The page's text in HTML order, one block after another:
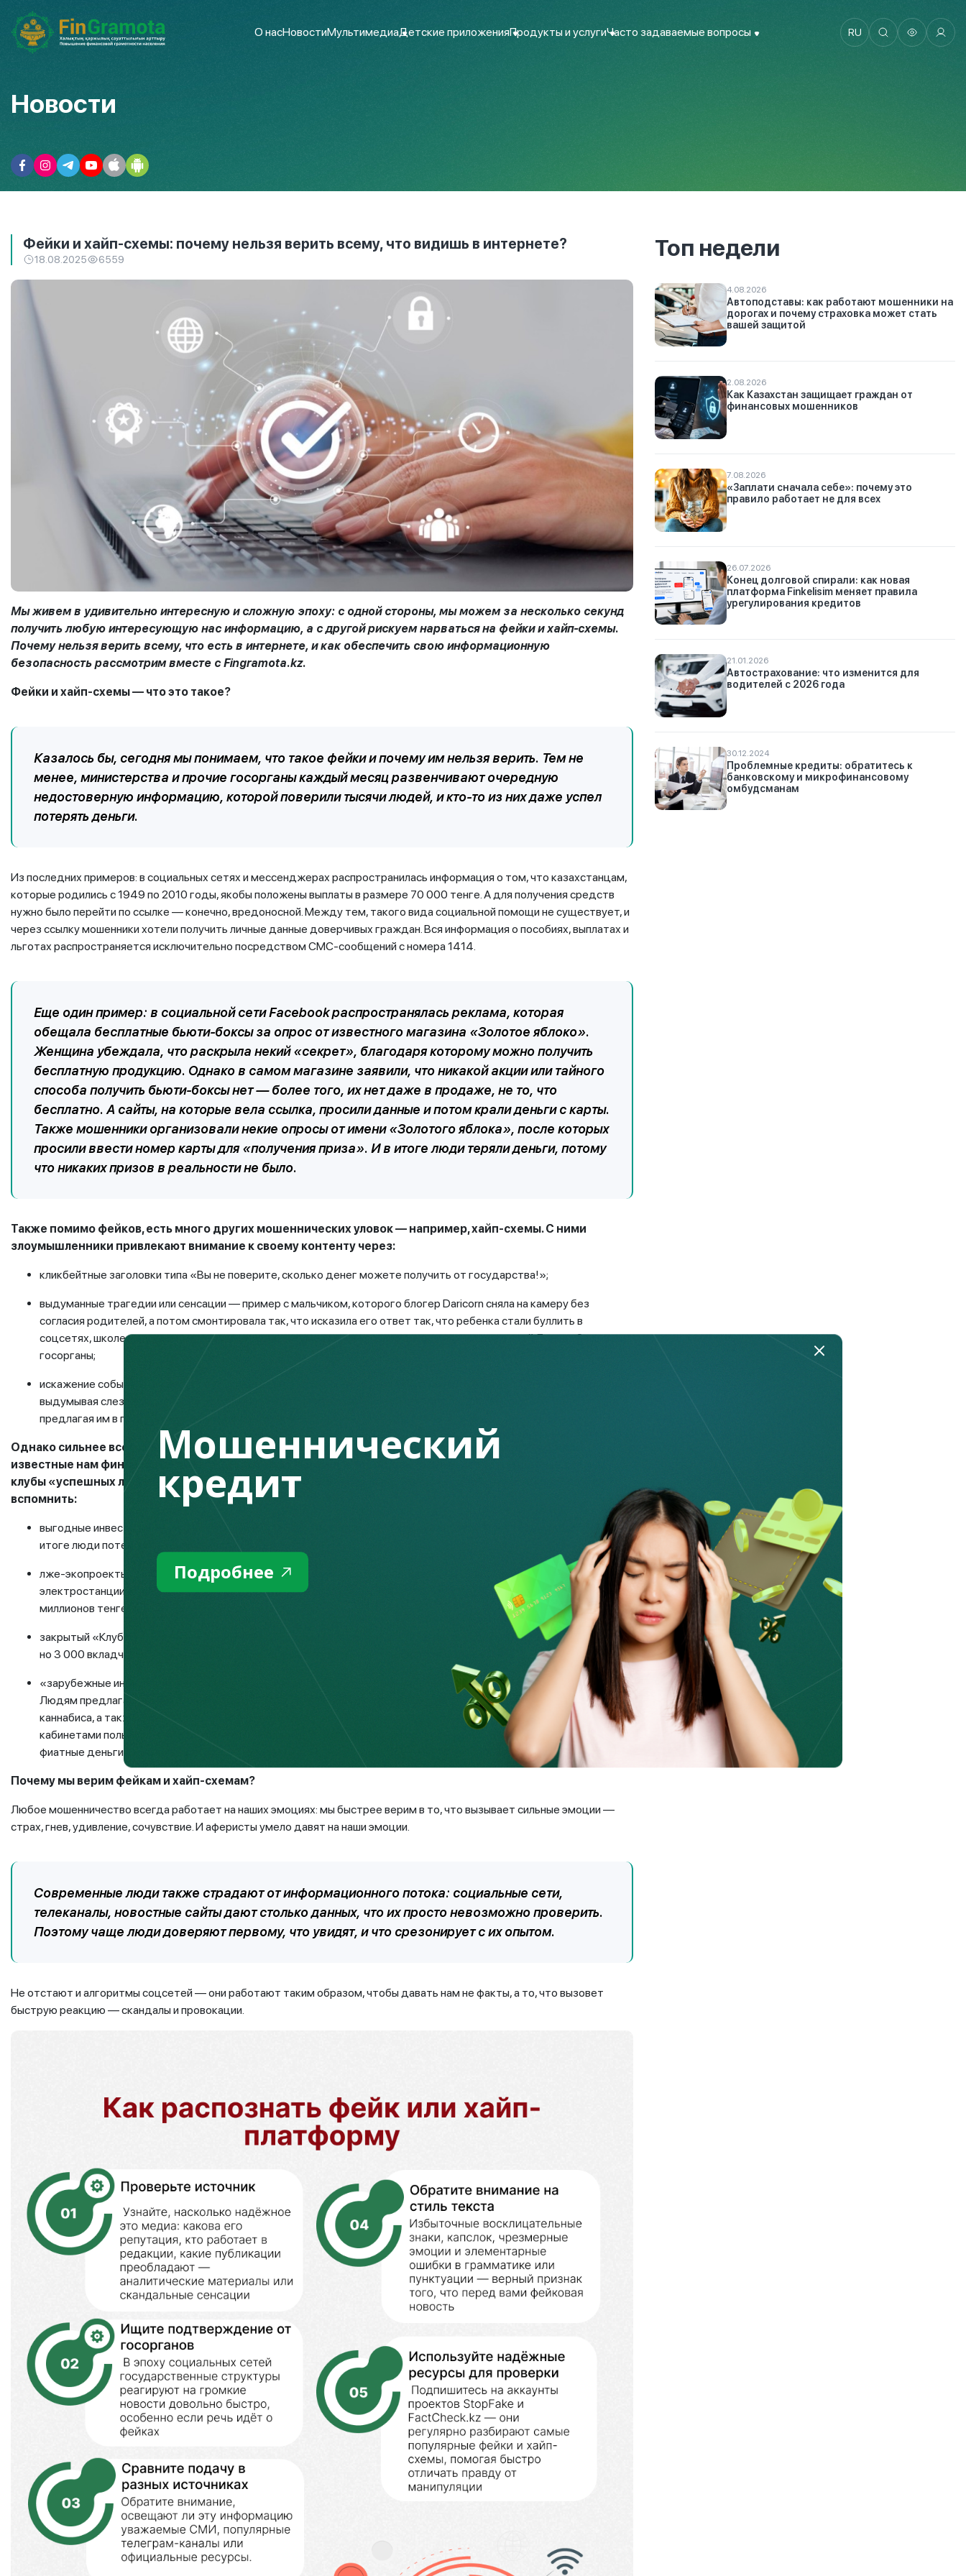
О насНовостиМультимедиаДетские приложенияПродукты и услугиЧасто задаваемые вопросы RU
Новости
Фейки и хайп-схемы: почему нельзя верить всему, что видишь в интернете?
18.08.2025 6559
Мы живем в удивительно интересную и сложную эпоху: с одной стороны, мы можем за несколько секунд
получить любую интересующую нас информацию, а с другой рискуем нарваться на фейки и хайп-схемы.
Почему нельзя верить всему, что есть в интернете, и как обеспечить свою информационную
безопасность рассмотрим вместе с Fingramota.kz.
Фейки и хайп-схемы — что это такое?
Казалось бы, сегодня мы понимаем, что такое фейки и почему им нельзя верить. Тем не
менее, министерства и прочие госорганы каждый месяц развенчивают очередную
недостоверную информацию, которой поверили тысячи людей, и кто-то из них даже успел
потерять деньги.
Из последних примеров: в социальных сетях и мессенджерах распространилась информация о том, что казахстанцам,
которые родились с 1949 по 2010 годы, якобы положены выплаты в размере 70 000 тенге. А для получения средств
нужно было перейти по ссылке — конечно, вредоносной. Между тем, такого вида социальной помощи не существует, и
через ссылку мошенники хотели получить личные данные доверчивых граждан. Вся информация о пособиях, выплатах и
льготах распространяется исключительно посредством СМС-сообщений с номера 1414.
Еще один пример: в социальной сети Facebook распространялась реклама, которая
обещала бесплатные бьюти-боксы за опрос от известного магазина «Золотое яблоко».
Женщина убеждала, что раскрыла некий «секрет», благодаря которому можно получить
бесплатную продукцию. Однако в самом магазине заявили, что никакой акции или тайного
способа получить бьюти-боксы нет — более того, их нет даже в продаже, не то, что
бесплатно. А сайты, на которые вела ссылка, просили данные и потом крали деньги с карты.
Также мошенники организовали некие опросы от имени «Золотого яблока», после которых
просили ввести номер карты для «получения приза». И в итоге люди теряли деньги, потому
что никаких призов в реальности не было.
Также помимо фейков, есть много других мошеннических уловок — например, хайп-схемы. С ними
злоумышленники привлекают внимание к своему контенту через:
кликбейтные заголовки типа «Вы не поверите, сколько денег можете получить от государства!»;
выдуманные трагедии или сенсации — пример с мальчиком, которого блогер Daricorn сняла на камеру без
согласия родителей, а потом смонтировала так, что исказила его ответ так, что ребенка стали буллить в
соцсетях, школе и среди знакомых пока в дело не вмешались уполномоченная по правам детей Динара Закиева и
госорганы;
искажение событий для роста подписчиков, репостов, продаж — к такому часто прибегают блогеры в соцсетях,
выдумывая слезливые истории о разводах, банкротстве и так далее, вымогая у подписчиков деньги или
предлагая им в поддержку пройти какой-то курс.
Однако сильнее всего бьют по людям финансовые хайп-схемы — здесь на сцену выходят хорошо
известные нам финансовые пирамиды, которые маскируются под выгодные инвестиционные схемы,
клубы «успешных людей» и магазины с якобы выгодными ценами. Из самых известных примеров можно
вспомнить:
выгодные инвестиции — финансовая пирамида Finiko обещала 20–30% доходности в месяц своим вкладчикам. В
итоге люди потеряли десятки миллионов тенге;
лже-экопроекты или «зеленые инвестиции» — мошенники предлагали казахстанцам вложиться в солнечные
электростанции и обещали 3000% годовых, но вкладчики только потеряли свои деньги — порядка 300
миллионов тенге;
закрытый «Клуб миллионеров» в Кокшетау, обещавший людям раскрыть секреты успеха за взнос в 100 000 тенге,
но 3 000 вкладчиков потеряли около 600 миллионов тенге, и ничего нового не узнали.
«зарубежные инвестиционные компании» — такой прикидывалась финансовая пирамида Sincere Systems Group.
Людям предлагали вложиться в якобы высокодоходные проекты: выращивание и реализация медицинского
каннабиса, а также прочие «инновационные» направления. У финпирамиды был специальный сайт с личными
кабинетами пользователей, которые могли пополнять счета внутренними токенами SWP и SWCT в обмен на
фиатные деньги. Однако все их средства мошенники присваивали себе — а это более 52 миллионов тенге.
Почему мы верим фейкам и хайп-схемам?
Любое мошенничество всегда работает на наших эмоциях: мы быстрее верим в то, что вызывает сильные эмоции —
страх, гнев, удивление, сочувствие. И аферисты умело давят на наши эмоции.
Современные люди также страдают от информационного потока: социальные сети,
телеканалы, новостные сайты дают столько данных, что их просто невозможно проверить.
Поэтому чаще люди доверяют первому, что увидят, и что срезонирует с их опытом.
Не отстают и алгоритмы соцсетей — они работают таким образом, чтобы давать нам не факты, а то, что вызовет
быструю реакцию — скандалы и провокации.
Топ недели
4.08.2026
Автоподставы: как работают мошенники на
дорогах и почему страховка может стать
вашей защитой
2.08.2026
Как Казахстан защищает граждан от
финансовых мошенников
7.08.2026
«Заплати сначала себе»: почему это
правило работает не для всех
26.07.2026
Конец долговой спирали: как новая
платформа Finkelisim меняет правила
урегулирования кредитов
21.01.2026
Автострахование: что изменится для
водителей с 2026 года
30.12.2024
Проблемные кредиты: обратитесь к
банковскому и микрофинансовому
омбудсманам
Мошеннический
кредит
Подробнее